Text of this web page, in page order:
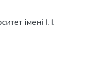
імені І. І.